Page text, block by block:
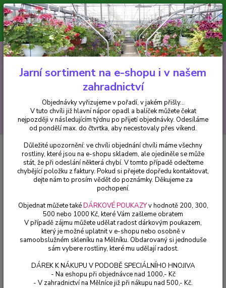
Minimální hodnota pro odeslání z e-shopu je 300 Kč.
V tuto chvíli již hlavní nápor objednávek opadl a balíček můžete čekat
nejpozději v následujícím týdnu po přijetí objednávky. Objednávky
vyřizujeme v pořadí, v jakém přišly...
CZK
Hledat
+420 602 223 614 0ks
za0 Kč
Hemerocallis - Denivky
Hemerocallis Frans Hals- Denivka - cena
za kus v 3-kusovém balení
Hemerocallis Frans Hals- Denivka
- cena za kus v 3-kusovém balení
Jarní sortiment na e-shopu i v našem
zahradnictví
Objednávky vyřizujeme v pořadí, v jakém přišly...
V tuto chvíli již hlavní nápor opadl a balíček můžete čekat
nejpozději v následujícím týdnu po přijetí objednávky. Odesíláme
od pondělí max. do čtvrtka, aby necestovaly přes víkend.
Důležité upozornění: ve chvíli objednání chvíli máme všechny
rostliny, které jsou na e-shopu skladem, ale ojediněle se může
stát, že při odeslání některá chybí. V tomto případě odečteme
chybějící položku z faktury. Pokud si přejete dopředu kontaktovat,
dejte nám to prosím vědět do poznámky. Děkujeme za
pochopení.
Objednat můžete takéDÁRKOVÉ POUKAZYv hodnotě 200, 300,
500 nebo 1000 Kč, které Vám zašleme obratem
V případě zájmu můžete udělat radost dárkovým poukazem,
který je možné uplatnit v e-shopu nebo osobně v
samoobslužném skleníku na Mělníku. Obdarovaný si jednoduše
sám vybere rostliny, které mu udělají radost.
DÁREK K NÁKUPU V PODOBĚ SPECIÁLNÍHO HNOJIVA
- Na eshopu při objednávce nad 1000,- Kč
- V zahradnictví na Mělníce již při nákupu nad 500,- Kč.